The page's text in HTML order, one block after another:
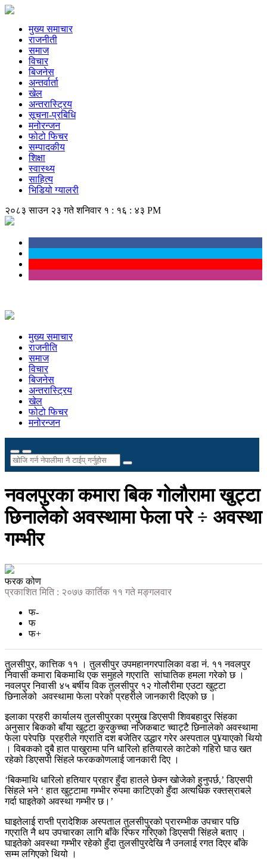
मुख्य समाचार
राजनीती
समाज
विचार
बिजनेस
अन्तर्वार्ता
खेल
अन्तरास्ट्रिय
सूचना-प्रबिधि
मनोरन्जन
फोटो फिचर
सम्पादकीय
शिक्षा
स्वास्थ्य
साहित्य
भिडियो ग्यालरी
२०८३ साउन २३ गते शनिवार १ : १६ : ४३ PM
मुख्य समाचार
राजनीति
समाज
विचार
बिजनेस
अन्तरास्ट्रिय
खेल
फोटो फिचर
मनोरन्जन
नवलपुरका कमारा बिक गोलौरामा खुट्टा
छिनालेको अवस्थामा फेला परे ÷ अवस्था
गम्भीर
फरक कोण
प्रकाशित मिति : २०७७ कार्तिक ११ गते मङ्गलवार
फ-
फ
फ+
तुलसीपुर, कात्तिक ११ । तुलसीपुर उपमहानगरपालिका वडा नं. ११ नवलपुर
निवासी कमारा बिकमाथि एक समुहले गएराति सांघातिक हमला गरेको छ ।
नवलपुर निवासी ४५ बर्षीय विक तुलसीपुर १२ गोलौरीमा एउटा खुट्टा
छिनालेको अवस्थामा फेला परेको प्रहरीले जानकारी दिएको छ ।
इलाका प्रहरी कार्यालय तुलसीपुरका प्रमुख डिएसपी शिवबहादुर सिंहका
अनुसार बिकको बाँया खुट्टा कुरकुच्चा नजिकबाट च्वाट्टै छिनालेको अवस्थामा
फेला परेपछि प्रहरीले गएराति दश बजेतिर उद्धार गरेर अस्पताल पु¥याएको थियो
। विबकको दुबै हात पाखुरामा पनि धारिलो हतियारले काटेको गहिरो घाउ खत
रहेको डिएसपी सिंहले फरककोणलाई जानकारी दिए ।
‘बिकमाथि धारिलो हतियार प्रहार हुँदा हातले छेक्न खोजेको हुनुपर्छ,’ डिएसपी
सिंहले भने ‘ हात खुट्टामा गम्भीर रुपमा काटिएको हुँदा अत्यधिक रक्तस्राबले
गर्दा घाइतेको अवस्था गम्भीर छ।’
घाइतेलाई राप्ती प्रादेशिक अस्पताल तुलसीपुरको प्रारम्भीक उपचार पछि
गएराति नै थप उपचारका लागि बाँके रिफर गरिएको डिएसपी सिंहले बताए ।
घाइतेको अवस्था गम्भीर रहेको हुँदा तुलसीपुरदेखि नै उनलाई रगत दिएर बाँके
सम्म लगिएको थियो ।